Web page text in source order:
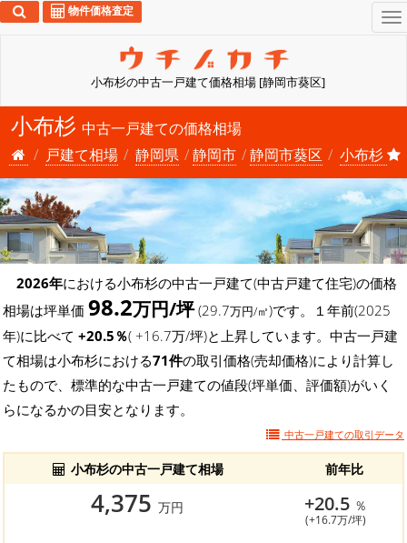
小布杉の中古一戸建て価格相場 [静岡市葵区]
物件価格査定
小布杉 中古一戸建ての価格相場
戸建て相場
静岡県 静岡市 静岡市葵区 小布杉
2026年における小布杉の中古一戸建て(中古戸建て住宅)の価格
相場は坪単価 98.2万円/坪(29.7万円/㎡)です。１年前(2025
年)に比べて +20.5％( +16.7万/坪)と上昇しています。中古一戸建
て相場は小布杉における71件の取引価格(売却価格)により計算し
たもので、標準的な中古一戸建ての値段(坪単価、評価額)がいく
らになるかの目安となります。
中古一戸建ての取引データ
小布杉の中古一戸建て相場 前年比
4,375 万円 +20.5 ％
(+16.7万/坪)